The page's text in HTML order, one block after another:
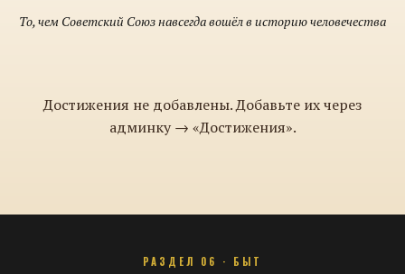
То, чем Советский Союз навсегда вошёл в историю человечества
Достижения не добавлены. Добавьте их через
админку → «Достижения».
РАЗДЕЛ 06 · БЫТ